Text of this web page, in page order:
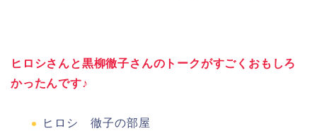
ヒロシさんと黒柳徹子さんのトークがすごくおもしろ
かったんです♪
ヒロシ 徹子の部屋